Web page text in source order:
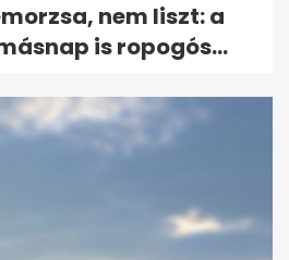
nem liszt: a
is ropogós...